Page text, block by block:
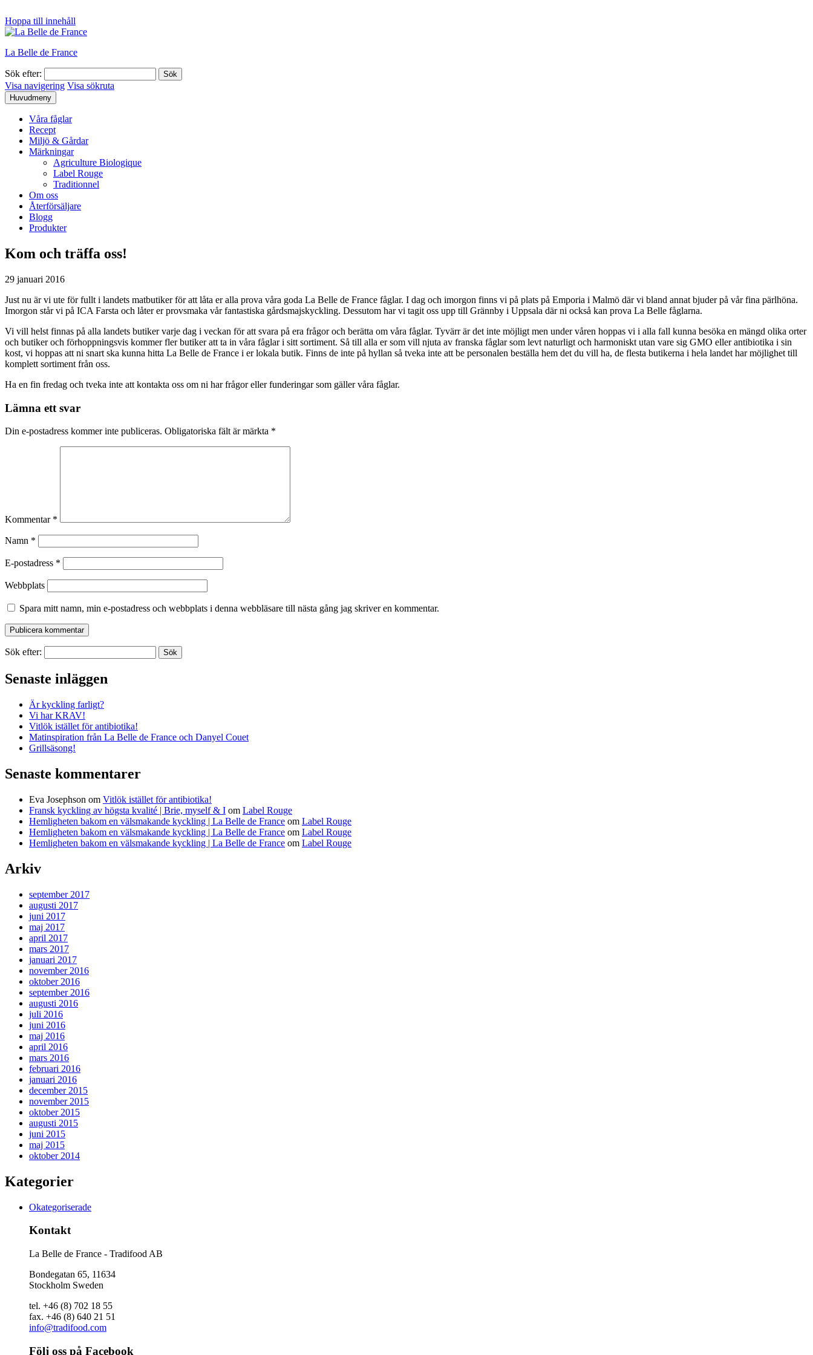
Hoppa till innehåll
La Belle de France
Sök efter:
Visa navigering Visa sökruta
Huvudmeny
Våra fåglar
Recept
Miljö & Gårdar
Märkningar
Agriculture Biologique
Label Rouge
Traditionnel
Om oss
Återförsäljare
Blogg
Produkter
Kom och träffa oss!
29 januari 2016
Just nu är vi ute för fullt i landets matbutiker för att låta er alla prova våra goda La Belle de France fåglar. I dag och imorgon finns vi på plats på Emporia i Malmö där vi bland annat bjuder på vår fina pärlhöna.
Imorgon står vi på ICA Farsta och låter er provsmaka vår fantastiska gårdsmajskyckling. Dessutom har vi tagit oss upp till Grännby i Uppsala där ni också kan prova La Belle fåglarna.
Vi vill helst finnas på alla landets butiker varje dag i veckan för att svara på era frågor och berätta om våra fåglar. Tyvärr är det inte möjligt men under våren hoppas vi i alla fall kunna besöka en mängd olika orter
och butiker och förhoppningsvis kommer fler butiker att ta in våra fåglar i sitt sortiment. Så till alla er som vill njuta av franska fåglar som levt naturligt och harmoniskt utan vare sig GMO eller antibiotika i sin
kost, vi hoppas att ni snart ska kunna hitta La Belle de France i er lokala butik. Finns de inte på hyllan så tveka inte att be personalen beställa hem det du vill ha, de flesta butikerna i hela landet har möjlighet till
komplett sortiment från oss.
Ha en fin fredag och tveka inte att kontakta oss om ni har frågor eller funderingar som gäller våra fåglar.
Lämna ett svar
Din e-postadress kommer inte publiceras. Obligatoriska fält är märkta *
Kommentar *
Namn *
E-postadress *
Webbplats
Spara mitt namn, min e-postadress och webbplats i denna webbläsare till nästa gång jag skriver en kommentar.
Sök efter:
Senaste inläggen
Är kyckling farligt?
Vi har KRAV!
Vitlök istället för antibiotika!
Matinspiration från La Belle de France och Danyel Couet
Grillsäsong!
Senaste kommentarer
Eva Josephson om Vitlök istället för antibiotika!
Fransk kyckling av högsta kvalité | Brie, myself & I om Label Rouge
Hemligheten bakom en välsmakande kyckling | La Belle de France om Label Rouge
Hemligheten bakom en välsmakande kyckling | La Belle de France om Label Rouge
Hemligheten bakom en välsmakande kyckling | La Belle de France om Label Rouge
Arkiv
september 2017
augusti 2017
juni 2017
maj 2017
april 2017
mars 2017
januari 2017
november 2016
oktober 2016
september 2016
augusti 2016
juli 2016
juni 2016
maj 2016
april 2016
mars 2016
februari 2016
januari 2016
december 2015
november 2015
oktober 2015
augusti 2015
juni 2015
maj 2015
oktober 2014
Kategorier
Okategoriserade
Kontakt
La Belle de France - Tradifood AB
Bondegatan 65, 11634
Stockholm Sweden
tel. +46 (8) 702 18 55
fax. +46 (8) 640 21 51
info@tradifood.com
Följ oss på Facebook